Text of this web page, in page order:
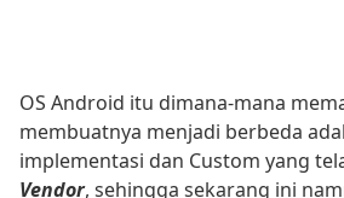
OS Android itu dimana-mana
membuatnya menjadi berbeda
implementasi dan Custom yang
Vendor, sehingga sekarang ini